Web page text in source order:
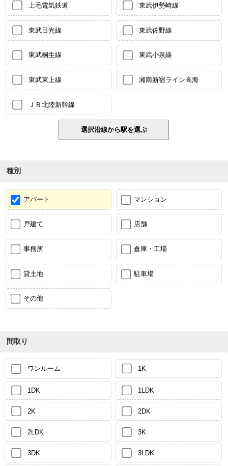
上毛電気鉄道 東武伊勢崎線
東武日光線 東武佐野線
東武桐生線 東武小泉線
東武東上線 湘南新宿ライン高海
ＪＲ北陸新幹線
種別
アパート マンション
戸建て 店舗
事務所 倉庫・工場
貸土地 駐車場
その他
間取り
ワンルーム 1K
1DK 1LDK
2K 2DK
2LDK 3K
3DK 3LDK